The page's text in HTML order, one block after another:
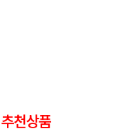
추천상품